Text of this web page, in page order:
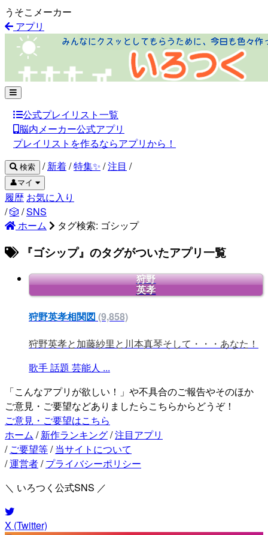
うそこメーカー
アプリ
公式プレイリスト一覧
脳内メーカー公式アプリ
プレイリストを作るならアプリから！
検索 / 新着/特集✨ /注目 /
👤マイ
履歴 お気に入り
/🎲 /SNS
ホーム
タグ検索: ゴシップ
『ゴシップ』のタグがついたアプリ一覧
狩野
英孝
狩野英孝相関図 (9,858)
狩野英孝と加藤紗里と川本真琴そして・・・あなた！
歌手話題 芸能人 ...
「こんなアプリが欲しい！」や不具合のご報告やそのほか
ご意見・ご要望などありましたらこちらからどうぞ！
ご意見・ご要望はこちら
ホーム / 新作ランキング/注目アプリ
/ ご要望等/ 当サイトについて
/運営者/ プライバシーポリシー
＼ いろつく公式SNS ／
X (Twitter)